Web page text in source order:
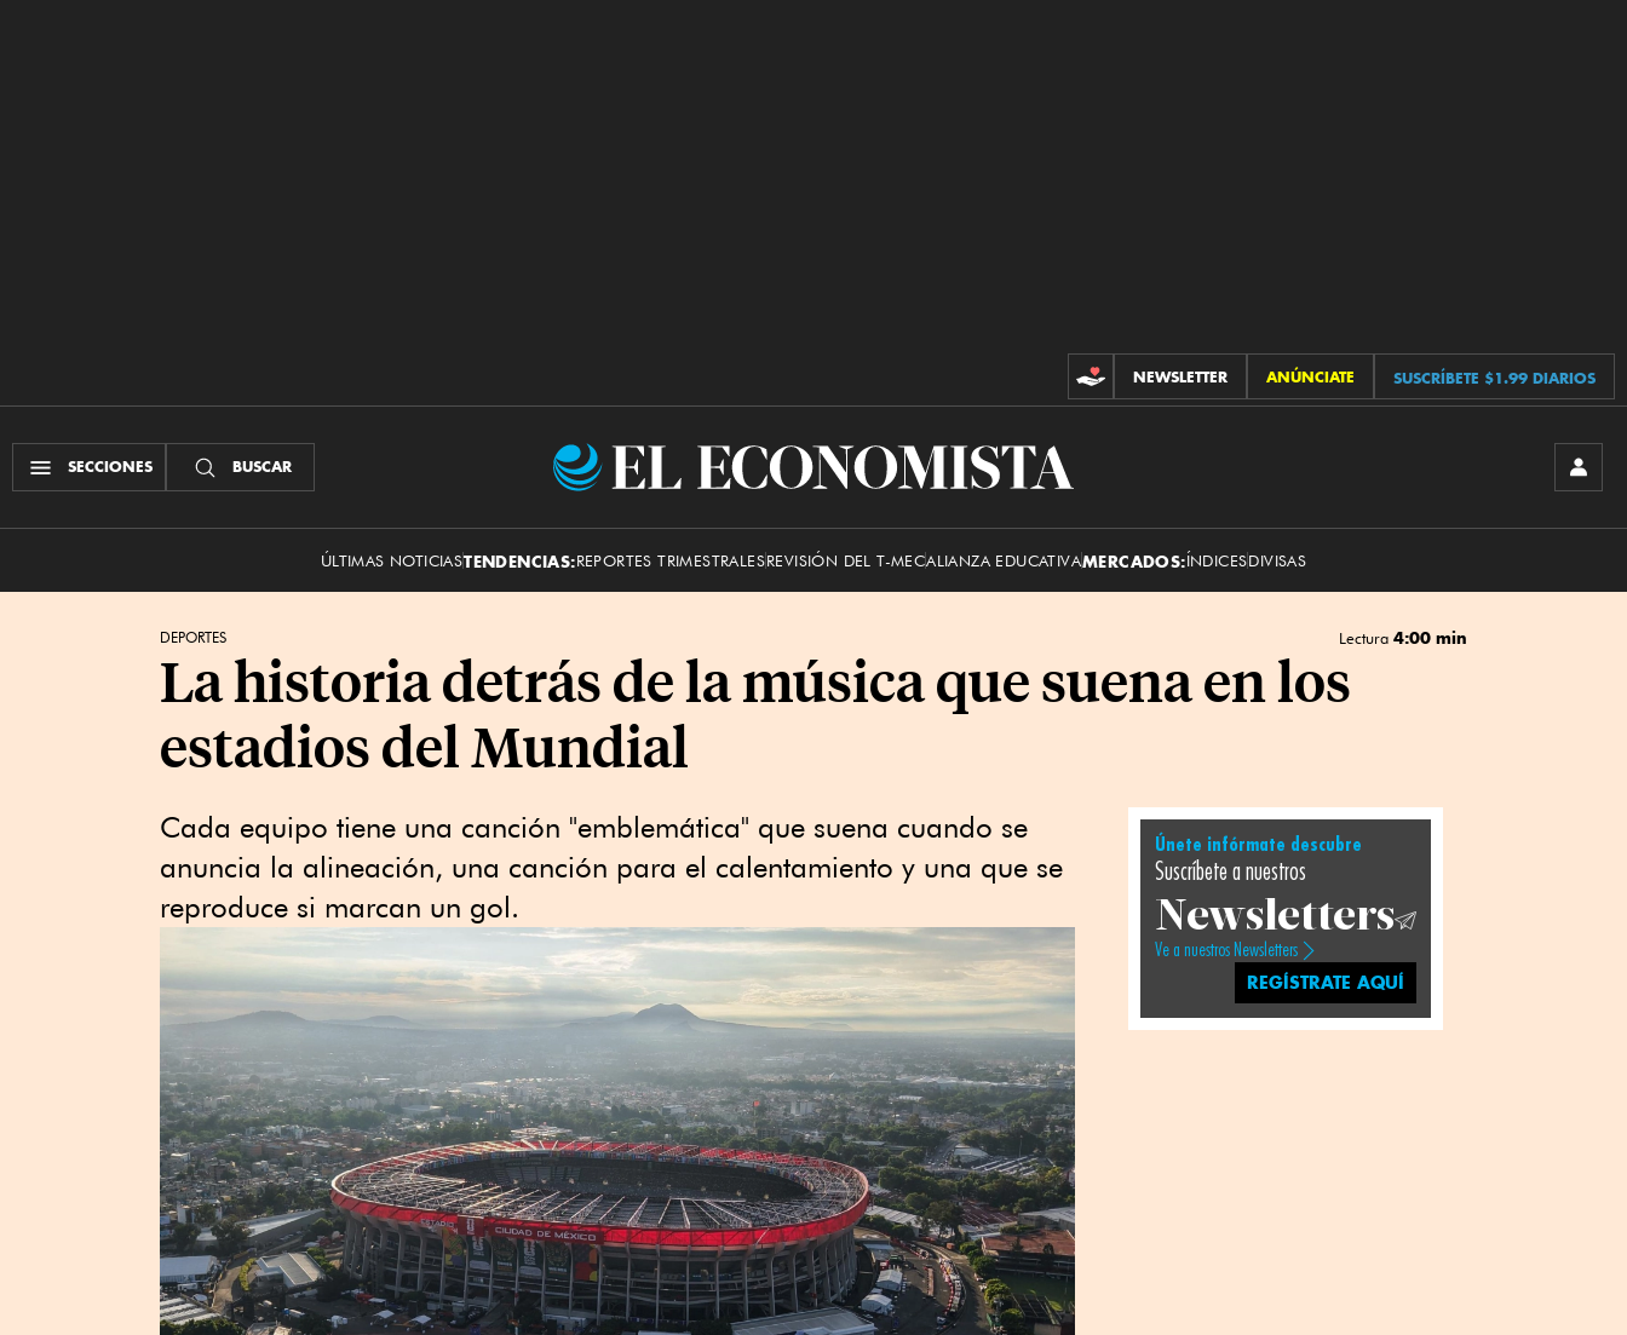
CONTRIBUCIONES
NEWSLETTER ANÚNCIATE SUSCRÍBETE $1.99 DIARIOS
SECCIONES BUSCAR
El
ÚLTIMAS NOTICIASTENDENCIAS:REPORTES TRIMESTRALESREVISIÓN DEL T-MECALIANZA EDUCATIVAMERCADOS:ÍNDICESDIVISAS
DEPORTES Lectura 4:00 min
La historia detrás de la música que suena en los
estadios del Mundial
Cada equipo tiene una canción "emblemática" que suena cuando se
anuncia la alineación, una canción para el calentamiento y una que se
reproduce si marcan un gol.
Únete infórmate descubre
Suscríbete a nuestros
Newsletters
Ve a nuestros Newsletters
REGÍSTRATE AQUÍ